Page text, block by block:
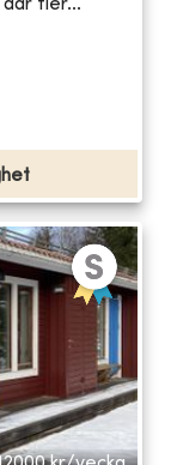
där fler...